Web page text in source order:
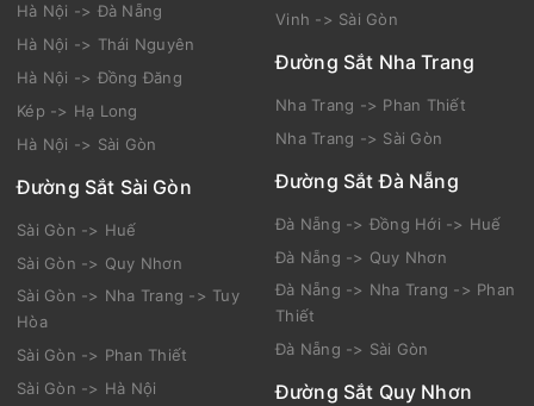
Hà Nội -> Đà Nẵng
Hà Nội -> Thái Nguyên
Hà Nội -> Đồng Đăng
Kép -> Hạ Long
Hà Nội -> Sài Gòn
Đường Sắt Sài Gòn
Sài Gòn -> Huế
Sài Gòn -> Quy Nhơn
Sài Gòn -> Nha Trang -> Tuy
Hòa
Sài Gòn -> Phan Thiết
Sài Gòn -> Hà Nội
Vinh -> Sài Gòn
Đường Sắt Nha Trang
Nha Trang -> Phan Thiết
Nha Trang -> Sài Gòn
Đường Sắt Đà Nẵng
Đà Nẵng -> Đồng Hới -> Huế
Đà Nẵng -> Quy Nhơn
Đà Nẵng -> Nha Trang -> Phan
Thiết
Đà Nẵng -> Sài Gòn
Đường Sắt Quy Nhơn